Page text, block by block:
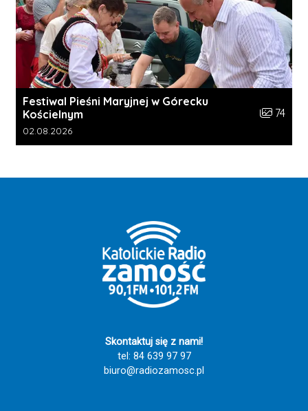
Festiwal Pieśni Maryjnej w Górecku
Kościelnym
Liczba
74
Data dodania galerii:
02.08.2026
Skontaktuj się z nami!
tel: 84 639 97 97
biuro@radiozamosc.pl